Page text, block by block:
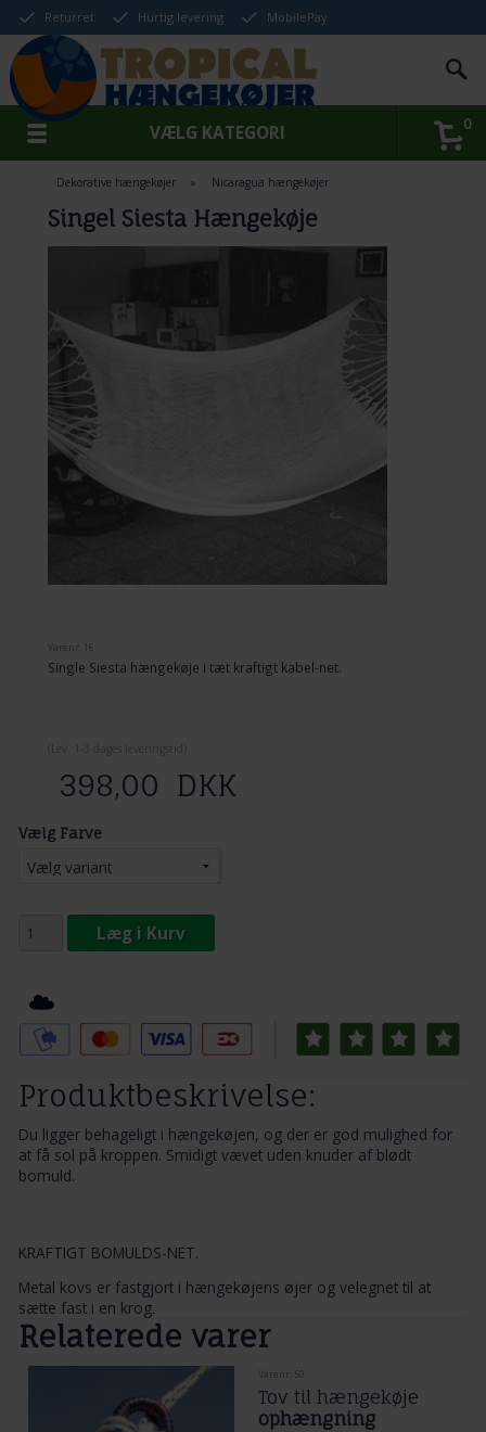
Returret Hurtig levering MobilePay
0
VÆLG KATEGORI
Dekorative hængekøjer » Nicaragua hængekøjer
Singel Siesta Hængekøje
Varenr. 16
Single Siesta hængekøje i tæt kraftigt kabel-net.
398,00 DKK
Vælg Farve
Læg i Kurv
Produktbeskrivelse:
Du ligger behageligt i hængekøjen, og der er god mulighed for
at få sol på kroppen. Smidigt vævet uden knuder af blødt
bomuld.
KRAFTIGT BOMULDS-NET.
Metal kovs er fastgjort i hængekøjens øjer og velegnet til at
sætte fast i en krog.
Relaterede varer
Varenr. 50
Tov til hængekøje
ophængning